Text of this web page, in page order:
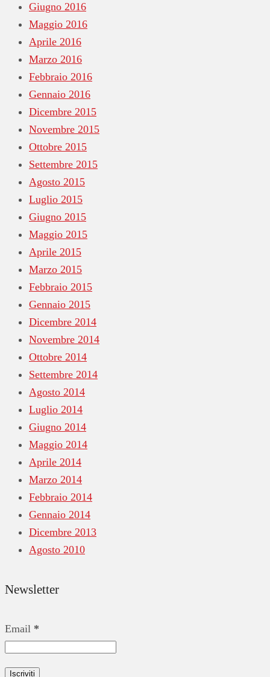
Giugno 2016
Maggio 2016
Aprile 2016
Marzo 2016
Febbraio 2016
Gennaio 2016
Dicembre 2015
Novembre 2015
Ottobre 2015
Settembre 2015
Agosto 2015
Luglio 2015
Giugno 2015
Maggio 2015
Aprile 2015
Marzo 2015
Febbraio 2015
Gennaio 2015
Dicembre 2014
Novembre 2014
Ottobre 2014
Settembre 2014
Agosto 2014
Luglio 2014
Giugno 2014
Maggio 2014
Aprile 2014
Marzo 2014
Febbraio 2014
Gennaio 2014
Dicembre 2013
Agosto 2010
Newsletter
Email *